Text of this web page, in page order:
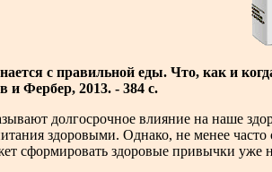
с правильной еды. Что, как и
Фербер, 2013. - 384 с.
долгосрочное влияние на наше
здоровыми. Однако, не менее
сформировать здоровые привычки уже